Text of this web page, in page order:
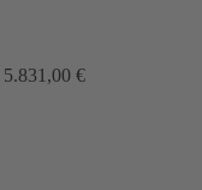
5.831,00 €